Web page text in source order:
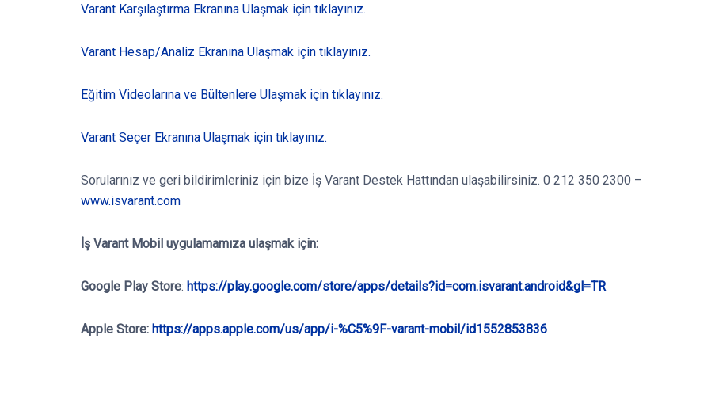
Varant Karşılaştırma Ekranına Ulaşmak için tıklayınız.
Varant Hesap/Analiz Ekranına Ulaşmak için tıklayınız.
Eğitim Videolarına ve Bültenlere Ulaşmak için tıklayınız.
Varant Seçer Ekranına Ulaşmak için tıklayınız.
Sorularınız ve geri bildirimleriniz için bize İş Varant Destek Hattından ulaşabilirsiniz. 0 212 350 2300 –
www.isvarant.com
İş Varant Mobil uygulamamıza ulaşmak için:
Google Play Store: https://play.google.com/store/apps/details?id=com.isvarant.android&gl=TR
Apple Store: https://apps.apple.com/us/app/i-%C5%9F-varant-mobil/id1552853836